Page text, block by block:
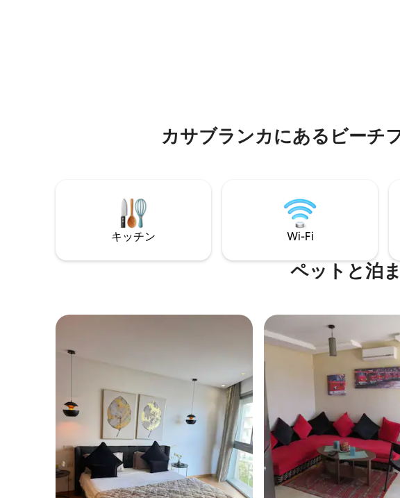
カサブランカにあるビーチ
キッチン Wi-Fi
ペットと泊